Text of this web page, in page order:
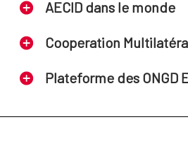
AECID dans le monde
Cooperation
Plateforme des ONGD